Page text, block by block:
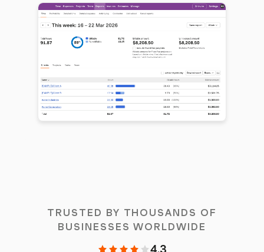
TRUSTED BY THOUSANDS OF
BUSINESSES WORLDWIDE